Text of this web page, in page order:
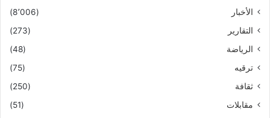
الأخبار
(8٬006)
التقارير
(273)
الرياضة
(48)
ترقيه
(75)
ثقافة
(250)
مقابلات
(51)